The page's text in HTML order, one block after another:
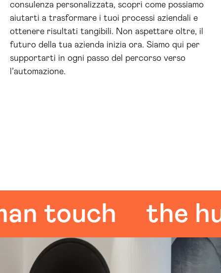
consulenza personalizzata, scopri come possiamo
aiutarti a trasformare i tuoi processi aziendali e
ottenere risultati tangibili. Non aspettare oltre, il
futuro della tua azienda inizia ora. Siamo qui per
supportarti in ogni passo del percorso verso
l’automazione.
the